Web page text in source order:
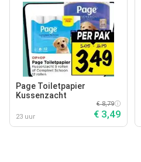
Page Toiletpapier
Kussenzacht
23 uur
€ 8,79
€ 3,49